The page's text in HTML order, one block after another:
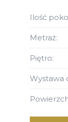
Ilość
Metraż:
Piętro:
Wystawa